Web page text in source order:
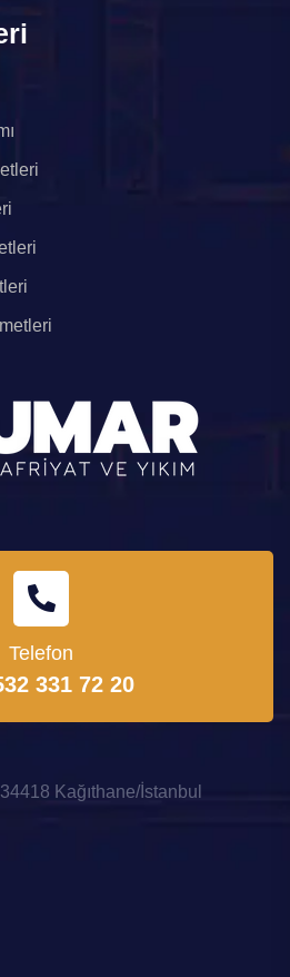
Telefon
331 72 20
Kağıthane/İstanbul